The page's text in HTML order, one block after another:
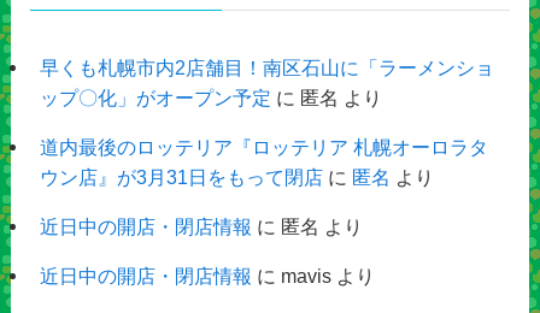
早くも札幌市内2店舗目！南区石山に「ラーメンショ
ップ〇化」がオープン予定 に 匿名 より
道内最後のロッテリア『ロッテリア 札幌オーロラタ
ウン店』が3月31日をもって閉店に 匿名 より
近日中の開店・閉店情報 に 匿名 より
近日中の開店・閉店情報 に mavisより